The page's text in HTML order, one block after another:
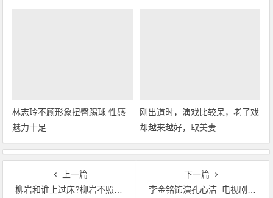
林志玲不顾形象扭臀踢球 性感
魅力十足
刚出道时，演戏比较呆，老了戏
却越来越好，取美妻
上一篇
柳岩和谁上过床?柳岩不照雅照片
下一篇
李金铭饰演孔心洁_电视剧《幸福最晴天》